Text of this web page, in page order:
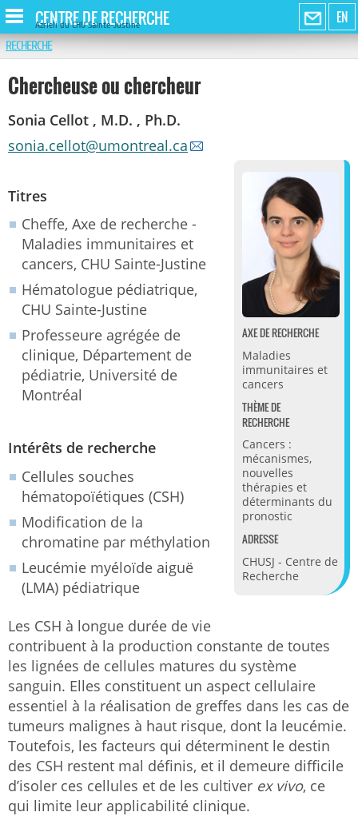
EN
CENTRE DE RECHERCHE
Azrieli du CHU Sainte-Justine
RECHERCHE
Chercheuse ou chercheur
Sonia Cellot , M.D. , Ph.D.
sonia.cellot@umontreal.ca
AXE DE RECHERCHE
Maladies
immunitaires et
cancers
THÈME DE
RECHERCHE
Cancers :
mécanismes,
nouvelles
thérapies et
déterminants du
pronostic
ADRESSE
CHUSJ - Centre de
Recherche
Titres
Cheffe, Axe de recherche -
Maladies immunitaires et
cancers, CHU Sainte-Justine
Hématologue pédiatrique,
CHU Sainte-Justine
Professeure agrégée de
clinique, Département de
pédiatrie, Université de
Montréal
Intérêts de recherche
Cellules souches
hématopoïétiques (CSH)
Modification de la
chromatine par méthylation
Leucémie myéloïde aiguë
(LMA) pédiatrique
Les CSH à longue durée de vie
contribuent à la production constante de toutes
les lignées de cellules matures du système
sanguin. Elles constituent un aspect cellulaire
essentiel à la réalisation de greffes dans les cas de
tumeurs malignes à haut risque, dont la leucémie.
Toutefois, les facteurs qui déterminent le destin
des CSH restent mal définis, et il demeure difficile
d’isoler ces cellules et de les cultiver ex vivo, ce
qui limite leur applicabilité clinique.